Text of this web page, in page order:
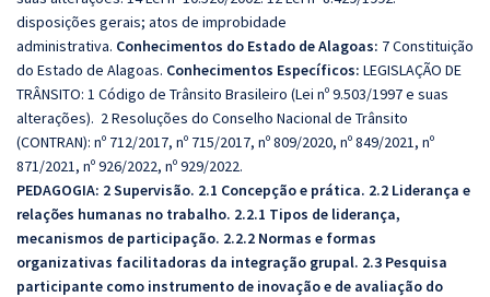
disposições gerais; atos de improbidade
administrativa. Conhecimentos do Estado de Alagoas: 7 Constituição
do Estado de Alagoas. Conhecimentos Específicos: LEGISLAÇÃO DE
TRÂNSITO: 1 Código de Trânsito Brasileiro (Lei nº 9.503/1997 e suas
alterações). 2 Resoluções do Conselho Nacional de Trânsito
(CONTRAN): nº 712/2017, nº 715/2017, nº 809/2020, nº 849/2021, nº
871/2021, nº 926/2022, nº 929/2022.
PEDAGOGIA: 2 Supervisão. 2.1 Concepção e prática. 2.2 Liderança e
relações humanas no trabalho. 2.2.1 Tipos de liderança,
mecanismos de participação. 2.2.2 Normas e formas
organizativas facilitadoras da integração grupal. 2.3 Pesquisa
participante como instrumento de inovação e de avaliação do